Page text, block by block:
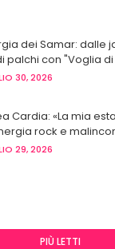
dei Samar: dalle
palchi con "Voglia di
30, 2026
Cardia: «La mia
rock e
29, 2026
PIÙ LETTI